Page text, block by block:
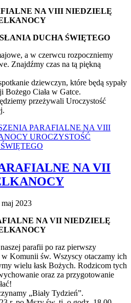
NA VIII NIEDZIELĘ
DUCHA ŚWIĘTEGO
a w czerwcu rozpoczniemy
Znajdźmy czas na tą piękną
dziewczyn, które będą sypały
Bożego Ciała w Gatce.
przeżywali Uroczystość
PARAFIALNE NA VIII
UROCZYSTOŚĆ
NA VII
2023
NA VII NIEDZIELĘ
parafii po raz pierwszy
w Komunii św. Wszyscy otaczamy ich
wielu łask Bożych. Rodzicom tych
oraz za przygotowanie
„Biały Tydzień”.